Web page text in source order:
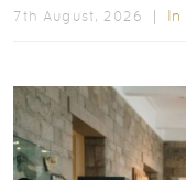
7th August, 2026 ｜ In